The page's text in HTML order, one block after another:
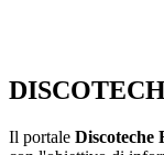
Il portale Discoteche